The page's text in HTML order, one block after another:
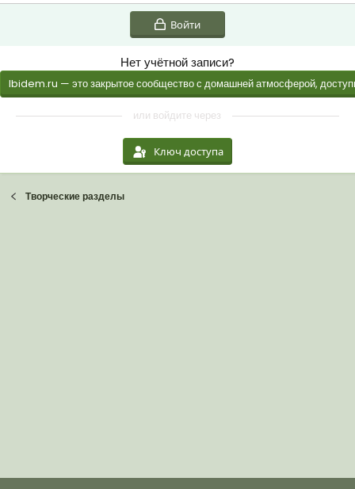
Войти
Нет учётной записи?
Ibidem.ru — это закрытое сообщество с домашней атмосферой,
или войдите через
Ключ доступа
Творческие разделы